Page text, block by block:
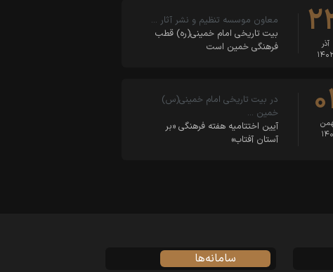
آذر
۱۴۰۲
معاون موسسه تنظیم و نشر آثار …
بیت تاریخی امام خمینی(ره) قطب
فرهنگی خمین است
در بیت تاریخی امام خمینی(س)
خمین …
آیین اختتامیه هفته فرهنگی «بر
آستان آفتاب»
سامانه‌ها